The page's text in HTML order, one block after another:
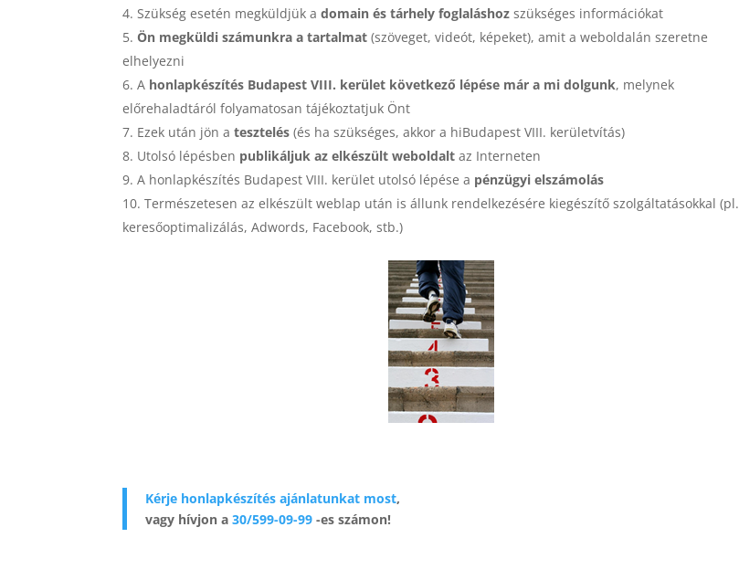
Szükség esetén megküldjük adomain és tárhely foglaláshoz szükséges információkat
Ön megküldi számunkra a tartalmat (szöveget, videót, képeket), amit a weboldalán szeretne
elhelyezni
A honlapkészítés Budapest VIII. kerület következő lépése már a mi dolgunk, melynek
előrehaladtáról folyamatosan tájékoztatjuk Önt
Ezek után jön atesztelés (és ha szükséges, akkor a hiBudapest VIII. kerületvítás)
Utolsó lépésben publikáljuk az elkészült weboldalt az Interneten
A honlapkészítés Budapest VIII. kerület utolsó lépése a pénzügyi elszámolás
Természetesen az elkészült weblap után is állunk rendelkezésére kiegészítő szolgáltatásokkal (pl.
keresőoptimalizálás, Adwords, Facebook, stb.)
Kérje honlapkészítés ajánlatunkat most,
vagy hívjon a30/599-09-99 -es számon!